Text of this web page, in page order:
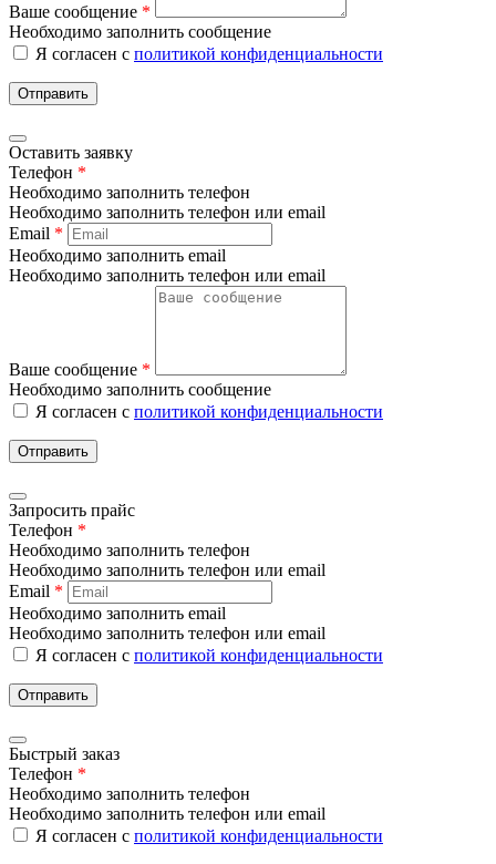
Ваше сообщение *
Необходимо заполнить сообщение
Я согласен с политикой конфиденциальности
Отправить
Оставить заявку
Телефон *
Необходимо заполнить телефон
Необходимо заполнить телефон или email
Email *
Необходимо заполнить email
Необходимо заполнить телефон или email
Ваше сообщение *
Необходимо заполнить сообщение
Я согласен с политикой конфиденциальности
Отправить
Запросить прайс
Телефон *
Необходимо заполнить телефон
Необходимо заполнить телефон или email
Email *
Необходимо заполнить email
Необходимо заполнить телефон или email
Я согласен с политикой конфиденциальности
Отправить
Быстрый заказ
Телефон *
Необходимо заполнить телефон
Необходимо заполнить телефон или email
Я согласен с политикой конфиденциальности